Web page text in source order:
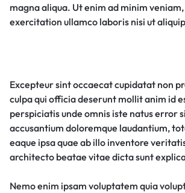
magna aliqua. Ut enim ad minim
exercitation ullamco laboris nisi ut
Excepteur sint occaecat cupidatat non
culpa qui officia deserunt mollit anim id
perspiciatis unde omnis iste natus error
accusantium doloremque laudantium,
eaque ipsa quae ab illo inventore
architecto beatae vitae dicta sunt
Nemo enim ipsam voluptatem quia